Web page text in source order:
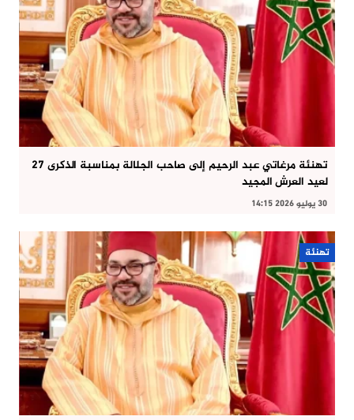
تهنئة مرغاتي عبد الرحيم إلى صاحب الجلالة بمناسبة الذكرى 27
لعيد العرش المجيد
30 يوليو 2026 14:15
تهنئة